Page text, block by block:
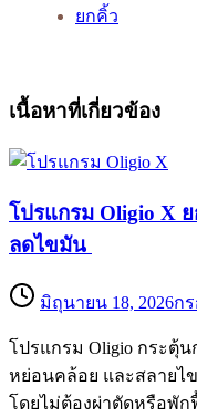
ยกคิ้ว
เนื้อหาที่เกี่ยวข้อง
โปรแกรม Oligio X
ลดไขมัน
มิถุนายน 18, 2026ก
โปรแกรม Oligio กระตุ้
หย่อนคล้อย และสลายไ
โดยไม่ต้องผ่าตัดหรือพัก